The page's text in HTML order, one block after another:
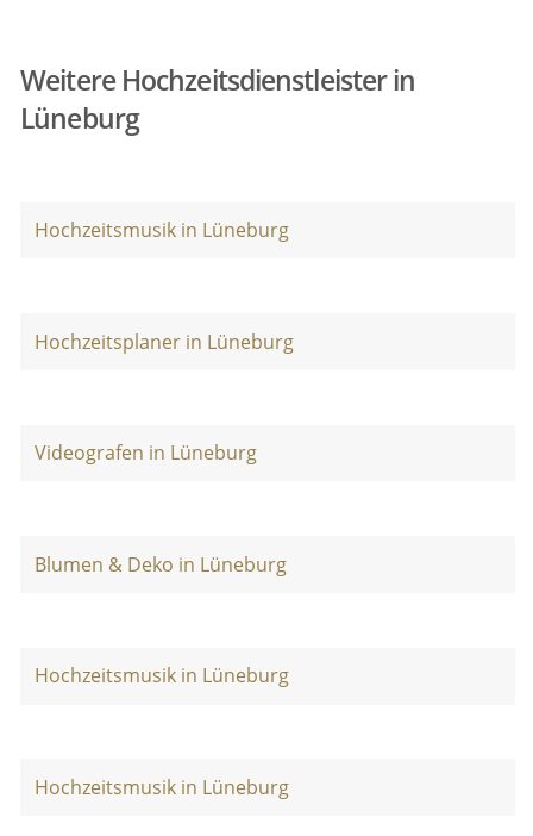
Weitere Hochzeitsdienstleister in
Lüneburg
Hochzeitsmusik in Lüneburg
Hochzeitsplaner in Lüneburg
Videografen in Lüneburg
Blumen & Deko in Lüneburg
Hochzeitsmusik in Lüneburg
Hochzeitsmusik in Lüneburg